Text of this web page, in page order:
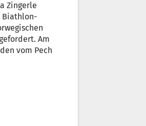
Zingerle
Biathlon-
Am
vom Pech